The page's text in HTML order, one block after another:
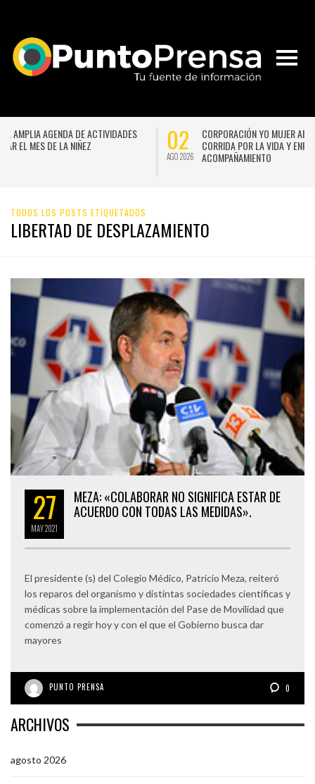
02
CORPORACIÓN YO MUJER ABRE INSCRIPCIONES PARA LA 17ª
CORRIDA POR LA VIDA Y ENFATIZA EN EL PODER DEL
TODOS LOS POSTS ETIQUETADOS
LIBERTAD DE DESPLAZAMIENTO
27
MAY2021
MEZA: «COLABORAR NO SIGNIFICA ESTAR DE
ACUERDO CON TODAS LAS MEDIDAS».
El presidente (s) del Colegio Médico, Patricio Meza, reiteró
los reparos del organismo y distintas sociedades científicas y
médicas sobre la implementación del Pase de Movilidad que
comenzó a regir hoy y con el que el Gobierno busca dar
mayores
PUNTO PRENSA 0
ARCHIVOS
agosto 2026